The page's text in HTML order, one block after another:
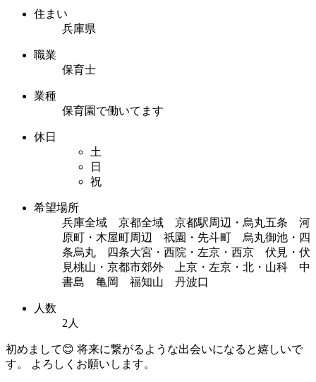
住まい
兵庫県
職業
保育士
業種
保育園で働いてます
休日
土
日
祝
希望場所
兵庫全域 京都全域 京都駅周辺・烏丸五条 河
原町・木屋町周辺 祇園・先斗町 烏丸御池・四
条烏丸 四条大宮・西院・左京・西京 伏見・伏
見桃山・京都市郊外 上京・左京・北・山科 中
書島 亀岡 福知山 丹波口
人数
2人
初めまして😊 将来に繋がるような出会いになると嬉しいで
す。 よろしくお願いします。